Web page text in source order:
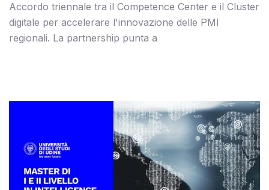
Accordo triennale tra il Competence Center e il Cluster
digitale per accelerare l'innovazione delle PMI
regionali. La partnership punta a